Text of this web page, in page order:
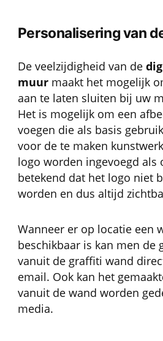
Personalisering van
De veelzijdigheid van de
muurmaakt het mogelijk
aan te laten sluiten bij uw
Het is mogelijk om een
voegen die als basis
voor de te maken
logo worden ingevoegd als
betekend dat het logo niet
worden en dus altijd
Wanneer er op locatie een
beschikbaar is kan men de
vanuit de graffiti wand
email. Ook kan het
vanuit de wand worden
media.